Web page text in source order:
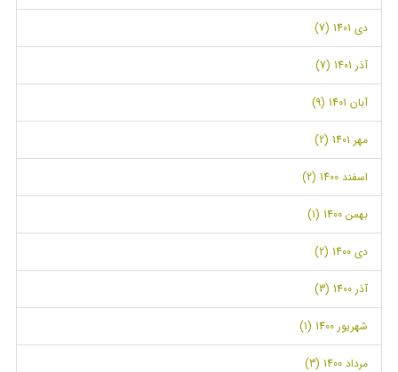
دی 1401 (7)
آذر 1401 (7)
آبان 1401 (9)
مهر 1401 (2)
اسفند 1400 (2)
بهمن 1400 (1)
دی 1400 (2)
آذر 1400 (3)
شهریور 1400 (1)
مرداد 1400 (3)